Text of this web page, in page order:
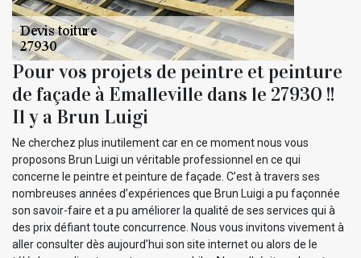
Pour vos projets de peintre et peinture
de façade à Emalleville dans le 27930 !!
Il y a Brun Luigi
Ne cherchez plus inutilement car en ce moment nous vous
proposons Brun Luigi un véritable professionnel en ce qui
concerne le peintre et peinture de façade. C’est à travers ses
nombreuses années d’expériences que Brun Luigi a pu façonnée
son savoir-faire et a pu améliorer la qualité de ses services qui à
des prix défiant toute concurrence. Nous vous invitons vivement à
aller consulter dès aujourd’hui son site internet ou alors de le